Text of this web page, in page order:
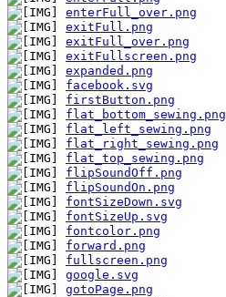
enterFull_over.png
exitFull.png
exitFull_over.png
exitFullscreen.png
expanded.png
facebook.svg
firstButton.png
flat_bottom_sewing.png
flat_left_sewing.png
flat_right_sewing.png
flat_top_sewing.png
flipSoundOff.png
flipSoundOn.png
fontSizeDown.svg
fontSizeUp.svg
fontcolor.png
forward.png
fullscreen.png
google.svg
gotoPage.png